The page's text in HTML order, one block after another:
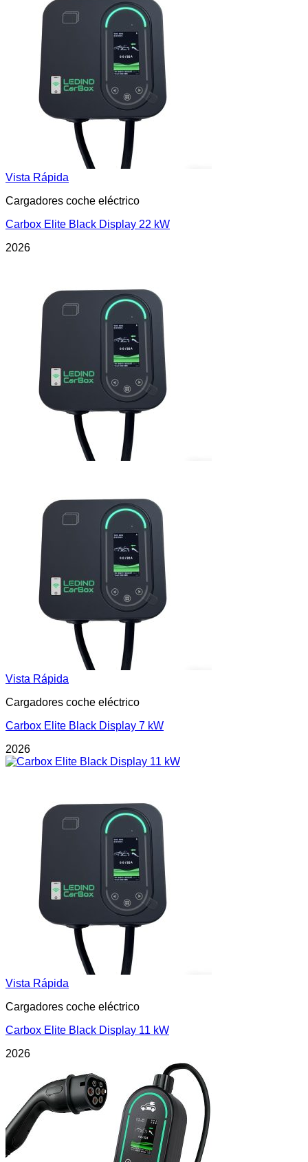
Vista Rápida
Cargadores coche eléctrico
Carbox Elite Black Display 22 kW
2026
Vista Rápida
Cargadores coche eléctrico
Carbox Elite Black Display 7 kW
2026
Vista Rápida
Cargadores coche eléctrico
Carbox Elite Black Display 11 kW
2026